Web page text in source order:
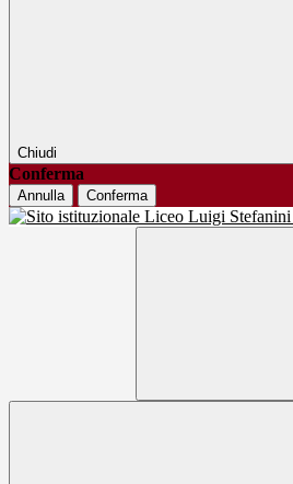
Chiudi
Conferma
Annulla Conferma